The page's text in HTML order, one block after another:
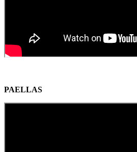
PAELLAS